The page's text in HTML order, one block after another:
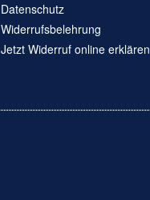
Datenschutz
Widerrufsbelehrung
Jetzt Widerruf online erklären